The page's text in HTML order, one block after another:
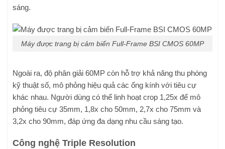
sáng.
Máy được trang bị cảm biến Full-Frame BSI CMOS 60MP
Ngoài ra, độ phân giải 60MP còn hỗ trợ khả năng thu phóng
kỹ thuật số, mô phỏng hiệu quả các ống kính với tiêu cự
khác nhau. Người dùng có thể linh hoạt crop 1,25x để mô
phỏng tiêu cự 35mm, 1,8x cho 50mm, 2,7x cho 75mm và
3,2x cho 90mm, đáp ứng đa dạng nhu cầu sáng tạo.
Công nghệ Triple Resolution